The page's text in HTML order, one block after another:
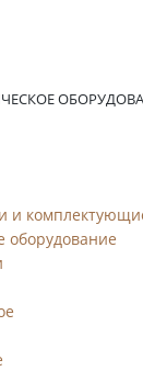
и
оборудование